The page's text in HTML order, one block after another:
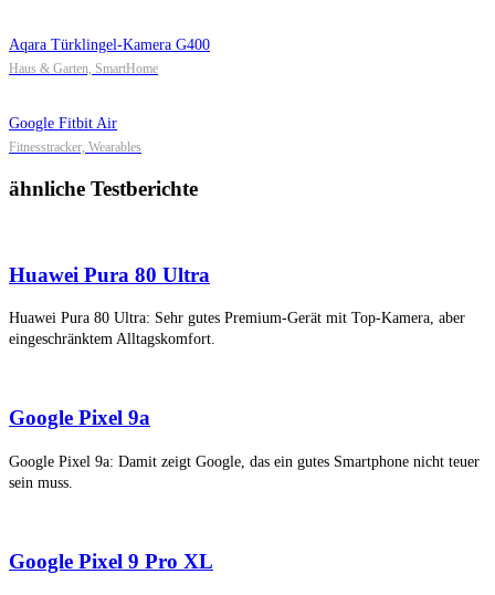
Aqara Türklingel-Kamera G400
Haus & Garten, SmartHome
Google Fitbit Air
Fitnesstracker, Wearables
ähnliche Testberichte
Huawei Pura 80 Ultra
Huawei Pura 80 Ultra: Sehr gutes Premium-Gerät mit Top-Kamera, aber
eingeschränktem Alltagskomfort.
Google Pixel 9a
Google Pixel 9a: Damit zeigt Google, das ein gutes Smartphone nicht teuer
sein muss.
Google Pixel 9 Pro XL